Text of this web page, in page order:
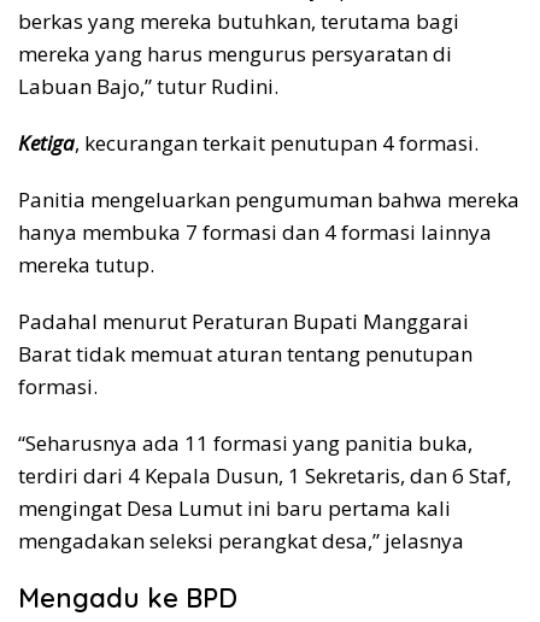
berkas yang mereka butuhkan, terutama bagi
mereka yang harus mengurus persyaratan di
Labuan Bajo,” tutur Rudini.
Ketiga, kecurangan terkait penutupan 4 formasi.
Panitia mengeluarkan pengumuman bahwa mereka
hanya membuka 7 formasi dan 4 formasi lainnya
mereka tutup.
Padahal menurut Peraturan Bupati Manggarai
Barat tidak memuat aturan tentang penutupan
formasi.
“Seharusnya ada 11 formasi yang panitia buka,
terdiri dari 4 Kepala Dusun, 1 Sekretaris, dan 6 Staf,
mengingat Desa Lumut ini baru pertama kali
mengadakan seleksi perangkat desa,” jelasnya
Mengadu ke BPD